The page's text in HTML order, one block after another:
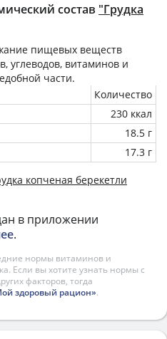
состав "Грудка
пищевых веществ
углеводов, витаминов и
части.
Количество
230 ккал
18.5 г
17.3 г
копченая берекетли
в приложении
.
нормы витаминов и
Если вы хотите узнать нормы с
факторов, тогда
здоровый рацион».